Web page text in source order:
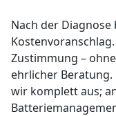
Nach der
Zustimmung –
ehrlicher
wir komplett aus;